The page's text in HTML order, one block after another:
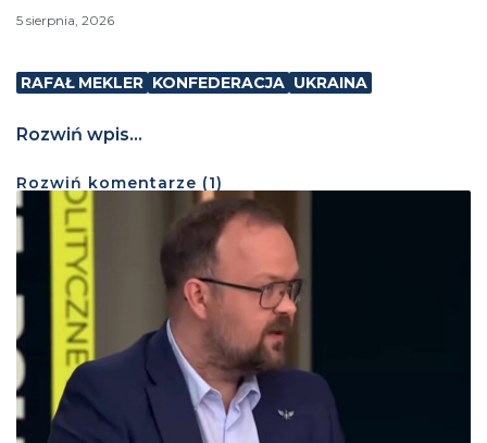
5 sierpnia, 2026
RAFAŁ MEKLER KONFEDERACJA UKRAINA
Rozwiń wpis...
Rozwiń komentarze (1)